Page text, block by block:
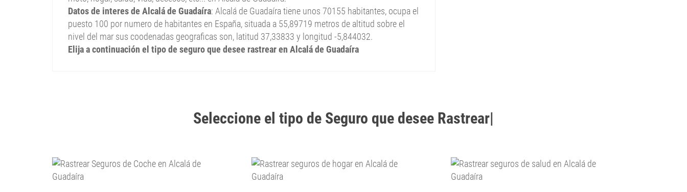
Datos de interes de Alcalá de Guadaíra: Alcalá de Guadaíra tiene unos 70155 habitantes, ocupa el
puesto 100 por numero de habitantes en España, situada a 55,89719 metros de altitud sobre el
nivel del mar sus coodenadas geograficas son, latitud 37,33833 y longitud -5,844032.
Elija a continuación el tipo de seguro que desee rastrear en Alcalá de Guadaíra
Seleccione el tipo de Seguro que desee Rastrear|